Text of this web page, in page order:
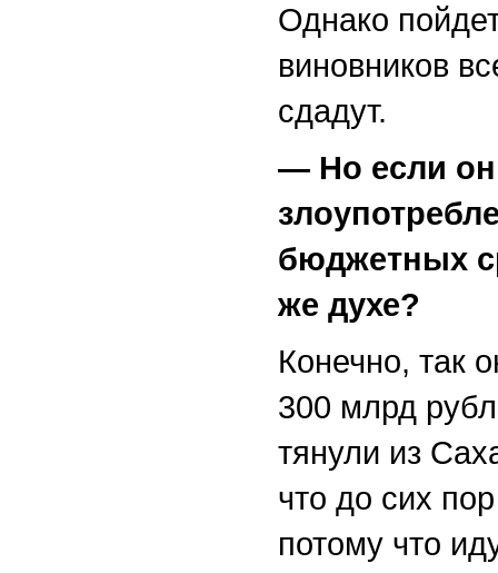
Однако
виновников
сдадут.
— Но если
бюджетных
же духе?
Конечно, так
300 млрд
тянули из
что до сих
потому что